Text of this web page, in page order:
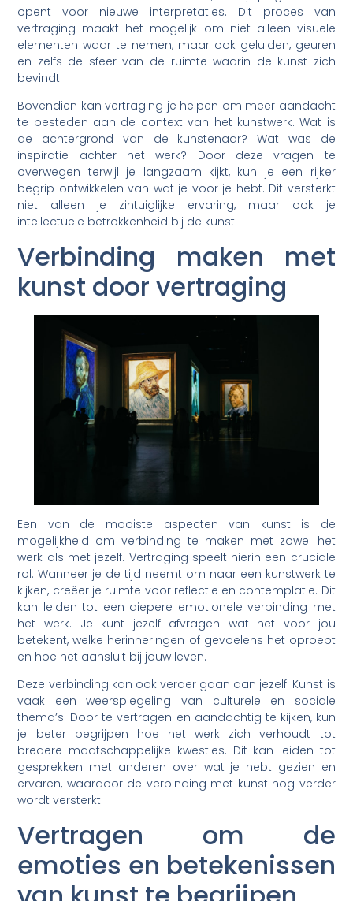
opent voor nieuwe interpretaties. Dit proces van
vertraging maakt het mogelijk om niet alleen visuele
elementen waar te nemen, maar ook geluiden, geuren
en zelfs de sfeer van de ruimte waarin de kunst zich
bevindt.
Bovendien kan vertraging je helpen om meer aandacht
te besteden aan de context van het kunstwerk. Wat is
de achtergrond van de kunstenaar? Wat was de
inspiratie achter het werk? Door deze vragen te
overwegen terwijl je langzaam kijkt, kun je een rijker
begrip ontwikkelen van wat je voor je hebt. Dit versterkt
niet alleen je zintuiglijke ervaring, maar ook je
intellectuele betrokkenheid bij de kunst.
Verbinding maken met
kunst door vertraging
Een van de mooiste aspecten van kunst is de
mogelijkheid om verbinding te maken met zowel het
werk als met jezelf. Vertraging speelt hierin een cruciale
rol. Wanneer je de tijd neemt om naar een kunstwerk te
kijken, creëer je ruimte voor reflectie en contemplatie. Dit
kan leiden tot een diepere emotionele verbinding met
het werk. Je kunt jezelf afvragen wat het voor jou
betekent, welke herinneringen of gevoelens het oproept
en hoe het aansluit bij jouw leven.
Deze verbinding kan ook verder gaan dan jezelf. Kunst is
vaak een weerspiegeling van culturele en sociale
thema’s. Door te vertragen en aandachtig te kijken, kun
je beter begrijpen hoe het werk zich verhoudt tot
bredere maatschappelijke kwesties. Dit kan leiden tot
gesprekken met anderen over wat je hebt gezien en
ervaren, waardoor de verbinding met kunst nog verder
wordt versterkt.
Vertragen om de
emoties en betekenissen